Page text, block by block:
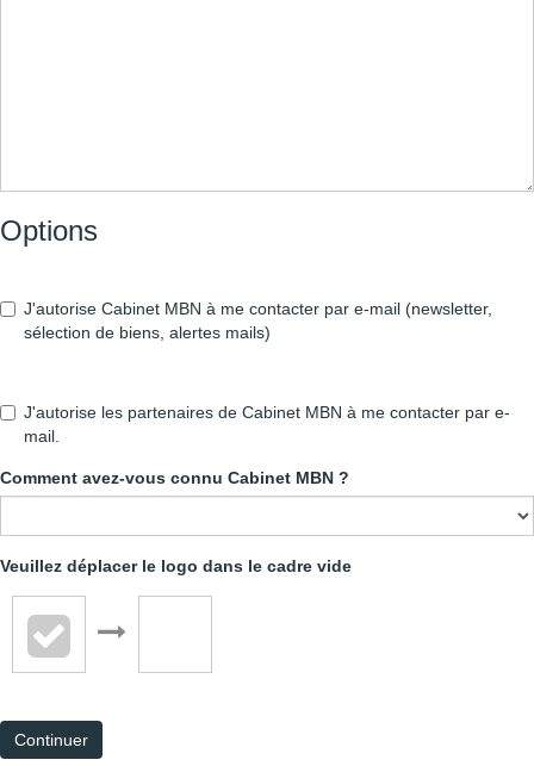
Options
J'autorise Cabinet MBN à me contacter par e-mail (newsletter,
sélection de biens, alertes mails)
J'autorise les partenaires de Cabinet MBN à me contacter par e-
mail.
Comment avez-vous connu Cabinet MBN ?
Veuillez déplacer le logo dans le cadre vide
Continuer